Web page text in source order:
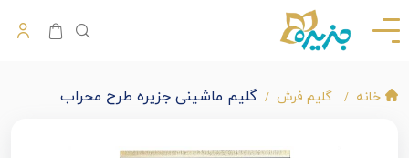
خانه گلیم فرش گلیم ماشینی جزیره طرح محراب